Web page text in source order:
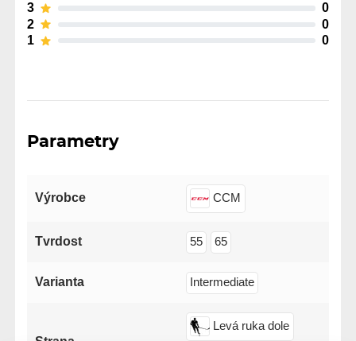
3
0
2
0
1
0
Parametry
Výrobce CCM
Tvrdost 55 65
Varianta Intermediate
Levá ruka dole